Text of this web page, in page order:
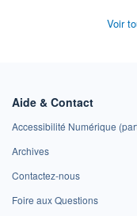
Voir
Aide & Contact
Accessibilité Numérique
Archives
Contactez-nous
Foire aux Questions